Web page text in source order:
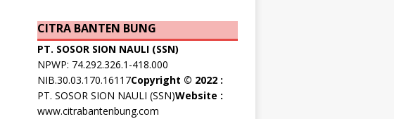
CITRA BANTEN BUNG
PT. SOSOR SION NAULI (SSN)
NPWP: 74.292.326.1-418.000
NIB.30.03.170.16117Copyright © 2022 :
PT. SOSOR SION NAULI (SSN)Website :
www.citrabantenbung.com